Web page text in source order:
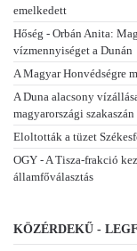
emelkedett
Hőség - Orbán Anita:
vízmennyiséget a Dunán
A Magyar Honvédségre
A Duna alacsony
magyarországi szakaszán
Eloltották a tüzet
OGY - A Tisza-frakció
államfőválasztás
KÖZÉRDEKŰ -